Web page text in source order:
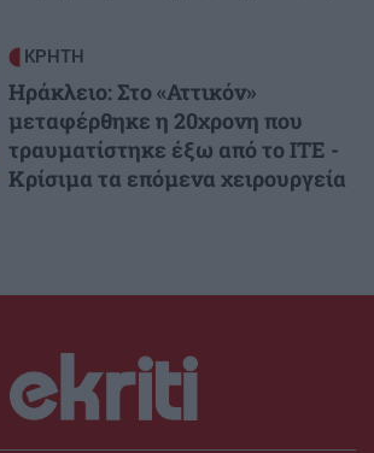
ΚΡΗΤΗ
Ηράκλειο: Στο «Αττικόν»
μεταφέρθηκε η 20χρονη που
τραυματίστηκε έξω από το ΙΤΕ -
Κρίσιμα τα επόμενα χειρουργεία